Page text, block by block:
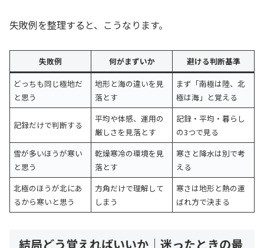
失敗例を整理すると、こうなります。
失敗例 何がまずいか
避ける判断基準
どっちも同じ極地だ
と思う
地形と海の違いを見
落とす
まず「南極は陸、北
極は海」と覚える
記録だけで判断する
平均や体感、運用の
厳しさを見落とす
記録・平均・暮らし
の3つで見る
雪が多いほうが寒い
と思う
乾燥寒冷の環境を見
落とす
寒さと降水は別で考
える
北極のほうが北にあ
るから寒いと思う
方角だけで理解して
しまう
寒さは地形と熱の運
ばれ方で決まる
結局どう覚えればいいか｜迷ったときの最